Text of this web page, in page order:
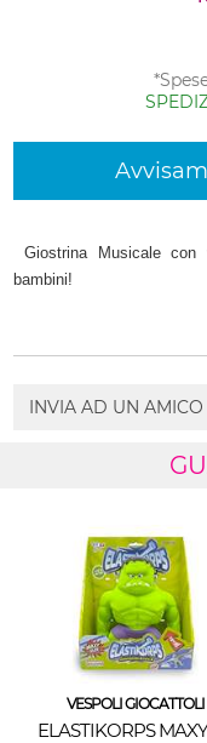
Giostrina Musicale
bambini!
INVIA AD UN AMICO
VESPOLI GIOCATTOLI
ELASTIKORPS